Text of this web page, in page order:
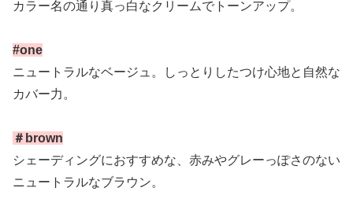
カラー名の通り真っ白なクリームでトーンアップ。
#one
ニュートラルなベージュ。しっとりしたつけ心地と自然な
カバー力。
＃brown
シェーディングにおすすめな、赤みやグレーっぽさのない
ニュートラルなブラウン。